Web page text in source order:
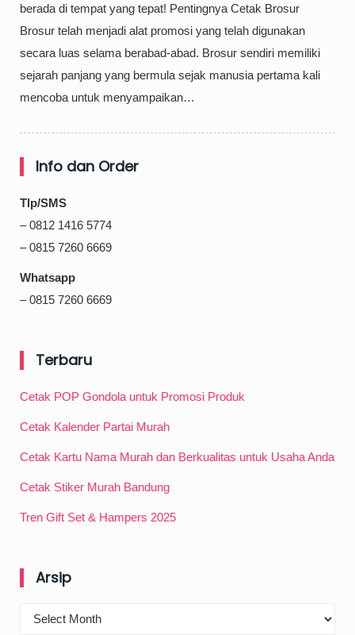
berada di tempat yang tepat! Pentingnya Cetak Brosur
Brosur telah menjadi alat promosi yang telah digunakan
secara luas selama berabad-abad. Brosur sendiri memiliki
sejarah panjang yang bermula sejak manusia pertama kali
mencoba untuk menyampaikan…
Info dan Order
Tlp/SMS
– 0812 1416 5774
– 0815 7260 6669
Whatsapp
– 0815 7260 6669
Terbaru
Cetak POP Gondola untuk Promosi Produk
Cetak Kalender Partai Murah
Cetak Kartu Nama Murah dan Berkualitas untuk Usaha Anda
Cetak Stiker Murah Bandung
Tren Gift Set & Hampers 2025
Arsip
Arsip